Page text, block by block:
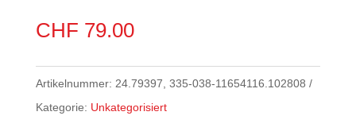
CHF 79.00
Artikelnummer: 24.79397, 335-038-11654116.102808
Kategorie: Unkategorisiert